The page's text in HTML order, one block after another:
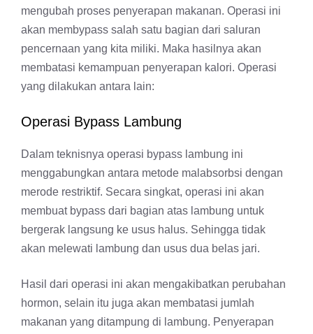
mengubah proses penyerapan makanan. Operasi ini
akan membypass salah satu bagian dari saluran
pencernaan yang kita miliki. Maka hasilnya akan
membatasi kemampuan penyerapan kalori. Operasi
yang dilakukan antara lain:
Operasi Bypass Lambung
Dalam teknisnya operasi bypass lambung ini
menggabungkan antara metode malabsorbsi dengan
merode restriktif. Secara singkat, operasi ini akan
membuat bypass dari bagian atas lambung untuk
bergerak langsung ke usus halus. Sehingga tidak
akan melewati lambung dan usus dua belas jari.
Hasil dari operasi ini akan mengakibatkan perubahan
hormon, selain itu juga akan membatasi jumlah
makanan yang ditampung di lambung. Penyerapan